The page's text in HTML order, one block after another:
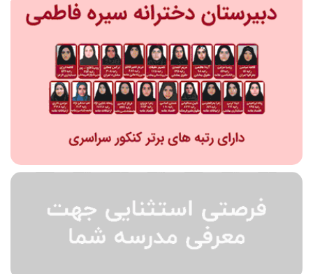
مقطع تحصیلی
دوره اول متوسطه
دوره دوم متوسطه- فنی
دوره دوم متوسطه- نظری
پیش دبستانی